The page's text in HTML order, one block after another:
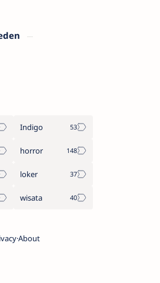
Indigo
horror
loker
wisata
About